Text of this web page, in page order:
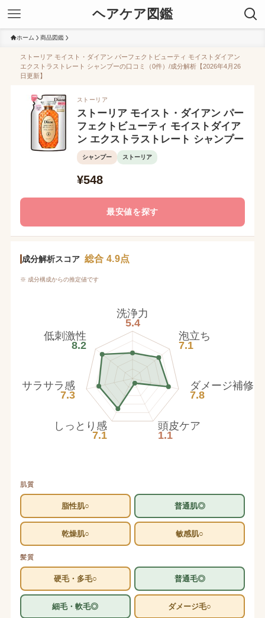
ヘアケア図鑑
ホーム 商品図鑑
ストーリア モイスト・ダイアン パーフェクトビューティ モイストダイアン
エクストラストレート シャンプーの口コミ（0件）/成分解析【2026年4月26
日更新】
ストーリア
ストーリア モイスト・ダイアン パー
フェクトビューティ モイストダイア
ン エクストラストレート シャンプー
シャンプー ストーリア
¥548
最安値を探す
成分解析スコア 総合 4.9点
※ 成分構成からの推定値です
洗浄力
5.4
泡立ち
7.1
ダメージ補修
7.8
頭皮ケア
1.1
しっとり感
7.1
サラサラ感
7.3
低刺激性
8.2
肌質
脂性肌○ 普通肌◎
乾燥肌○ 敏感肌○
髪質
硬毛・多毛○ 普通毛◎
細毛・軟毛◎ ダメージ毛○